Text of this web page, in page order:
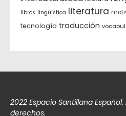
libros lingüística literatura
tecnología traducción
2022 Espacio Santillana
derechos.